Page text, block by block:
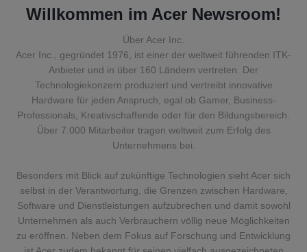
Willkommen im Acer Newsroom!
Über Acer Inc.
Acer Inc., gegründet 1976, ist einer der weltweit führenden ITK-
Anbieter und in über 160 Ländern vertreten. Der
Technologiekonzern produziert und vertreibt innovative
Hardware für jeden Anspruch, egal ob Gamer, Business-
Professionals, Kreativschaffende oder für den Bildungsbereich.
Über 7.000 Mitarbeiter tragen weltweit zum Erfolg des
Unternehmens bei.
Besonders mit Blick auf zukünftige Technologien sieht Acer sich
selbst in der Verantwortung, die Grenzen zwischen Hardware,
Software und Dienstleistungen aufzubrechen und damit sowohl
Unternehmen als auch Verbrauchern völlig neue Möglichkeiten
zu eröffnen. Neben dem Fokus auf Forschung und Entwicklung